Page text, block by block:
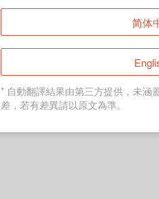
返回
简体
* 自動翻譯結果由第三方提供，未涵
差，若有差異請以原文為準。